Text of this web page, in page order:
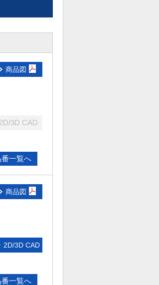
商品図
2D/3D CAD
一覧へ
商品図
2D/3D CAD
一覧へ